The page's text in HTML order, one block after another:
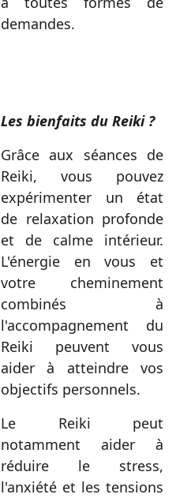
demandes.
Les bienfaits du Reiki ?
Grâce aux séances de
Reiki, vous pouvez
expérimenter un état
de relaxation profonde
et de calme intérieur.
L'énergie en vous et
votre cheminement
combinés à
l'accompagnement du
Reiki peuvent vous
aider à atteindre vos
objectifs personnels.
Le Reiki peut
notamment aider à
réduire le stress,
l'anxiété et les tensions